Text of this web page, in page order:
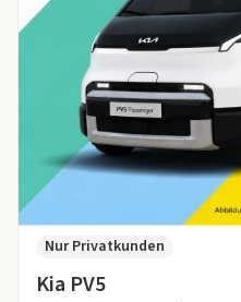
Kia PV5
Nur Privatkunden